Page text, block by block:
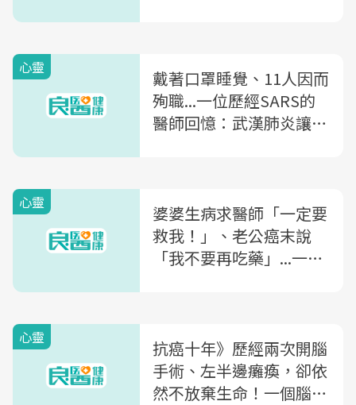
心靈
戴著口罩睡覺、11人因而
殉職...一位歷經SARS的
醫師回憶：武漢肺炎讓我
心靈
婆婆生病求醫師「一定要
救我！」、老公癌末說
「我不要再吃藥」...一位
心靈
抗癌十年》歷經兩次開腦
手術、左半邊癱瘓，卻依
然不放棄生命！一個腦瘤